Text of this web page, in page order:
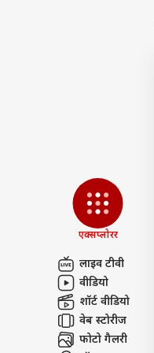
एक्सप्लोरर
लाइव टीवी
वीडियो
शॉर्ट वीडियो
वेब स्टोरीज
फोटो गैलरी